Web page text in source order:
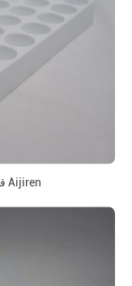
قوارير تخزين عينة زجاج العنبر من Aijiren